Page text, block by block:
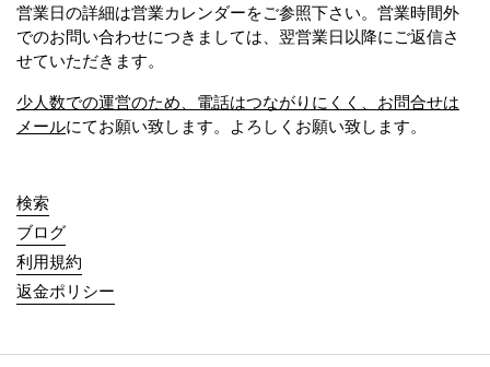
営業日の詳細は営業カレンダーをご参照下さい。営業時間外
でのお問い合わせにつきましては、翌営業日以降にご返信さ
せていただきます。
少人数での運営のため、電話はつながりにくく、お問合せは
メールにてお願い致します。よろしくお願い致します。
検索
ブログ
利用規約
返金ポリシー